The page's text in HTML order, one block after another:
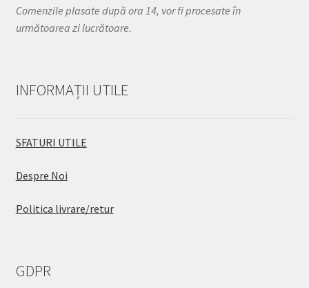
Comenzile plasate după ora 14, vor fi procesate în
următoarea zi lucrătoare.
INFORMAȚII UTILE
SFATURI UTILE
Despre Noi
Politica livrare/retur
GDPR